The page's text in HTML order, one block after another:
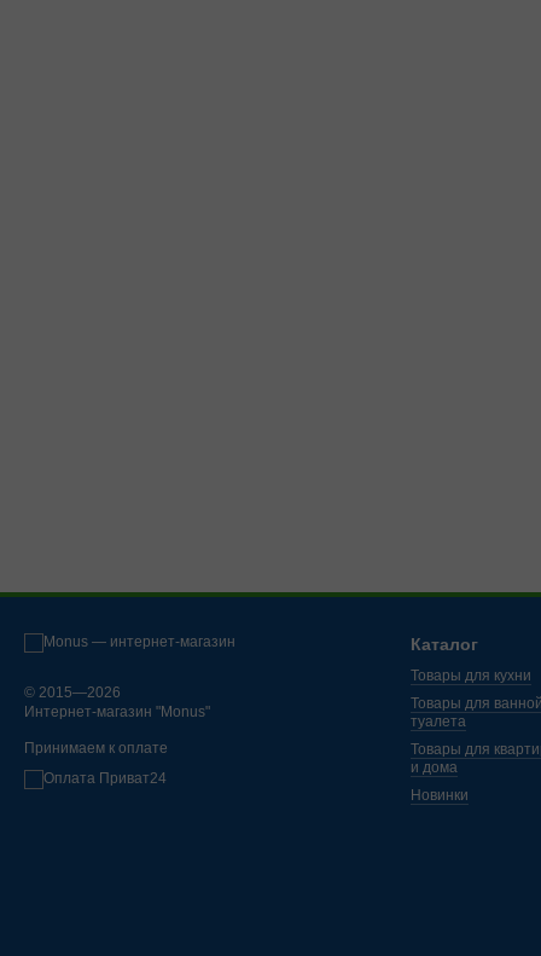
© 2015—2026
Интернет-магазин "Monus"
Принимаем к оплате
Каталог
Товары для кухни
Товары для
туалета
Товары для
и дома
Новинки